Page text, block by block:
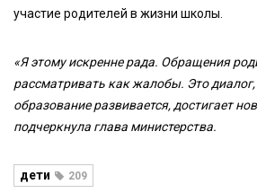
участие родителей в жизни школы.
«Я этому искренне рада. Обращения
рассматривать как жалобы. Это
образование развивается, достигает
подчеркнула глава министерства.
дети 209